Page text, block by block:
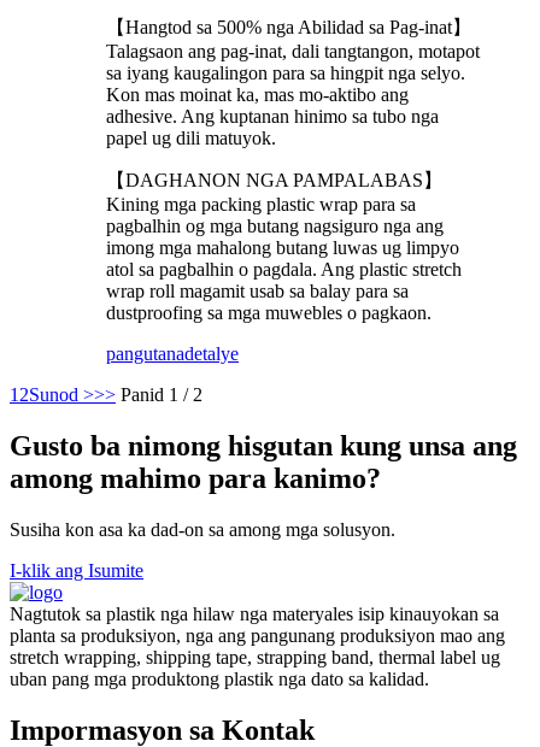
【Hangtod sa 500% nga Abilidad sa Pag-inat】
Talagsaon ang pag-inat, dali tangtangon, motapot
sa iyang kaugalingon para sa hingpit nga selyo.
Kon mas moinat ka, mas mo-aktibo ang
adhesive. Ang kuptanan hinimo sa tubo nga
papel ug dili matuyok.
【DAGHANON NGA PAMPALABAS】
Kining mga packing plastic wrap para sa
pagbalhin og mga butang nagsiguro nga ang
imong mga mahalong butang luwas ug limpyo
atol sa pagbalhin o pagdala. Ang plastic stretch
wrap roll magamit usab sa balay para sa
dustproofing sa mga muwebles o pagkaon.
pangutanadetalye
1 2Sunod >>> Panid 1 / 2
Gusto ba nimong hisgutan kung unsa ang
among mahimo para kanimo?
Susiha kon asa ka dad-on sa among mga solusyon.
I-klik ang Isumite
Nagtutok sa plastik nga hilaw nga materyales isip kinauyokan sa
planta sa produksiyon, nga ang pangunang produksiyon mao ang
stretch wrapping, shipping tape, strapping band, thermal label ug
uban pang mga produktong plastik nga dato sa kalidad.
Impormasyon sa Kontak